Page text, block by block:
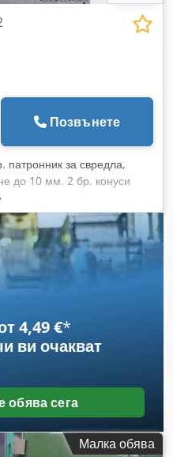
Позвънете
патронник за свредла,
до 10 мм. 2 бр. конуси
Dedpozqcncjfx Ah Isck 2
ER 11, дължина
и контрагайка, ER 11,
за фрези, отвор 20 мм.
4,49 €*
ви очакват
обява сега
Малка обява